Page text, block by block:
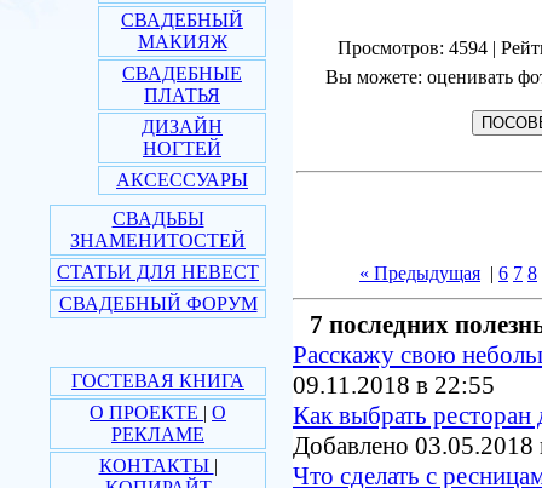
СВАДЕБНЫЙ
МАКИЯЖ
СВАДЕБНЫЕ
ПЛАТЬЯ
ДИЗАЙН
НОГТЕЙ
АКСЕССУАРЫ
СВАДЬБЫ
ЗНАМЕНИТОСТЕЙ
СТАТЬИ ДЛЯ НЕВЕСТ
СВАДЕБНЫЙ ФОРУМ
ГОСТЕВАЯ КНИГА
О ПРОЕКТЕ | О
РЕКЛАМЕ
КОНТАКТЫ |
Просмотров: 4594 |
Вы можете: оценивать
« Предыдущая | 6 7 8
7 последних
Расскажу свою
09.11.2018 в 22:55
Как выбрать
Добавлено 03.05.2018
Что сделать с